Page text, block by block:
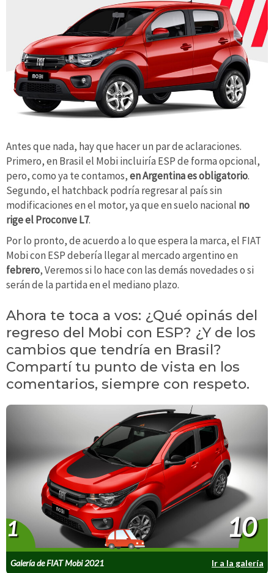
Antes que nada, hay que hacer un par de aclaraciones.
Primero, en Brasil el Mobi incluiría ESP de forma opcional,
pero, como ya te contamos,en Argentina es obligatorio.
Segundo, el hatchback podría regresar al país sin
modificaciones en el motor, ya que en suelo nacional no
rige el Proconve L7.
Por lo pronto, de acuerdo a lo que espera la marca, el FIAT
Mobi con ESP debería llegar al mercado argentino en
febrero, Veremos si lo hace con las demás novedades o si
serán de la partida en el mediano plazo.
Ahora te toca a vos: ¿Qué opinás del
regreso del Mobi con ESP? ¿Y de los
cambios que tendría en Brasil?
Compartí tu punto de vista en los
comentarios, siempre con respeto.
Galería de FIAT Mobi 2021 Ir a la galería
1 10